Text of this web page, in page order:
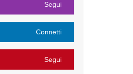
Segui
Connetti
Segui